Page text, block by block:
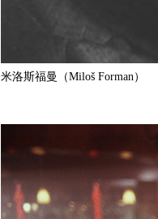
米洛斯福曼（Miloš Forman）